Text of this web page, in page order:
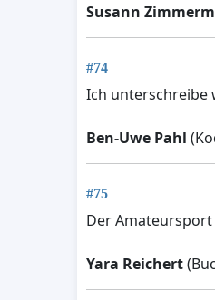
Susann
#74
Ich unterschreibe
Ben-Uwe Pahl
#75
Der
Yara Reichert